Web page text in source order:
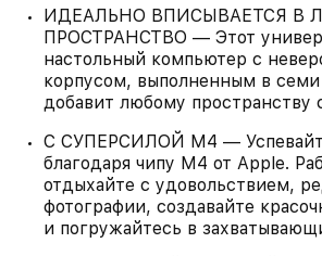
ИДЕАЛЬНО ВПИСЫВАЕТСЯ В
ПРОСТРАНСТВО — Этот
настольный компьютер с
корпусом, выполненным в семи
добавит любому пространству
С СУПЕРСИЛОЙ M4 —
благодаря чипу M4 от Apple.
отдыхайте с удовольствием,
фотографии, создавайте
и погружайтесь в